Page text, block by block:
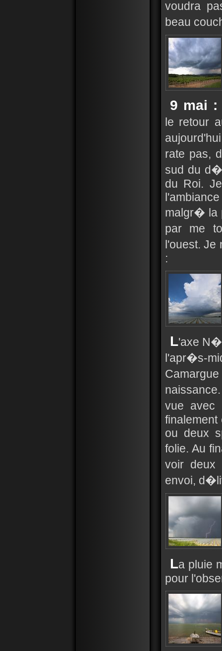
voudra
beau
9 mai :
le retour
rate pas,
sud du
du Roi.
malgr� la
par me
l'ouest. Je
:
L'axe
l'apr�s-
vue
ou deux
folie. Au
voir deux
envoi,
La pluie
pour